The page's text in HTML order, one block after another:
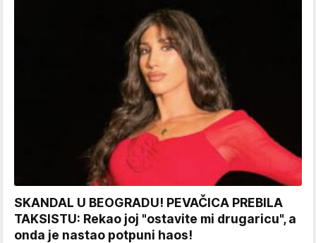
SKANDAL U BEOGRADU! PEVAČICA PREBILA
TAKSISTU: Rekao joj "ostavite mi drugaricu", a
onda je nastao potpuni haos!